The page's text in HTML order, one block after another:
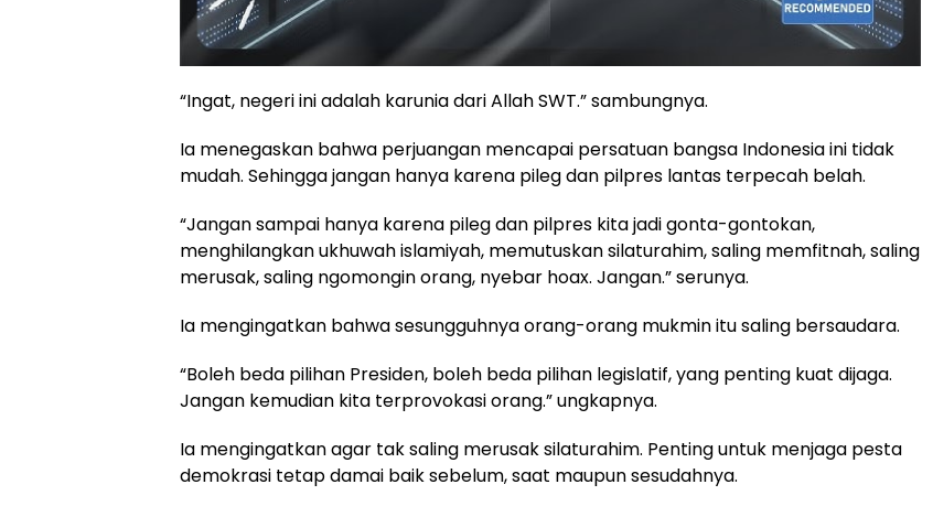
“Ingat, negeri ini adalah karunia dari Allah SWT.” sambungnya.
Ia menegaskan bahwa perjuangan mencapai persatuan bangsa Indonesia ini tidak
mudah. Sehingga jangan hanya karena pileg dan pilpres lantas terpecah belah.
“Jangan sampai hanya karena pileg dan pilpres kita jadi gonta-gontokan,
menghilangkan ukhuwah islamiyah, memutuskan silaturahim, saling memfitnah, saling
merusak, saling ngomongin orang, nyebar hoax. Jangan.” serunya.
Ia mengingatkan bahwa sesungguhnya orang-orang mukmin itu saling bersaudara.
“Boleh beda pilihan Presiden, boleh beda pilihan legislatif, yang penting kuat dijaga.
Jangan kemudian kita terprovokasi orang.” ungkapnya.
Ia mengingatkan agar tak saling merusak silaturahim. Penting untuk menjaga pesta
demokrasi tetap damai baik sebelum, saat maupun sesudahnya.